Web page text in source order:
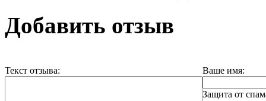
Добавить отзыв
Текст отзыва: Ваше имя:
Защита от